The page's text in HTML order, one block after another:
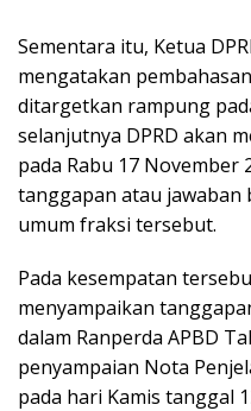
Sementara itu, Ketua
mengatakan
ditargetkan rampung
selanjutnya DPRD akan
pada Rabu 17 November
tanggapan atau jawaban
umum fraksi tersebut.
Pada kesempatan
menyampaikan
dalam Ranperda APBD
penyampaian Nota
pada hari Kamis tanggal